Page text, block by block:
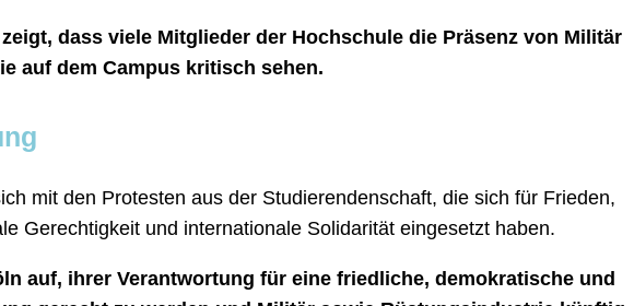
dass viele Mitglieder der Hochschule die Präsenz von Militär
auf dem Campus kritisch sehen.
mit den Protesten aus der Studierendenschaft, die sich für Frieden,
Gerechtigkeit und internationale Solidarität eingesetzt haben.
auf, ihrer Verantwortung für eine friedliche, demokratische und